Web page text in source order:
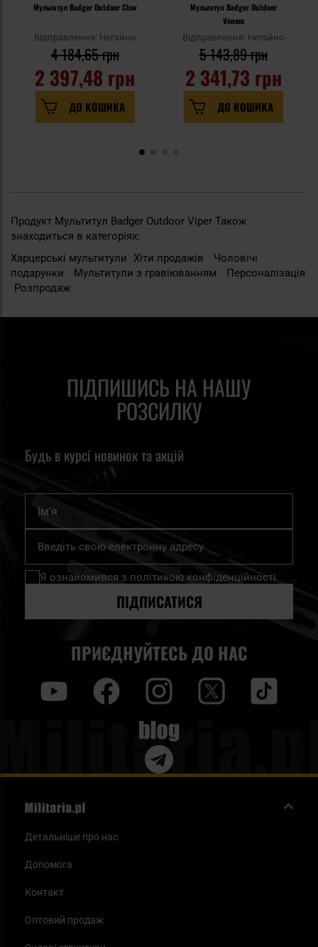
Мультитул Badger Outdoor Claw
Відправлення: Негайно
2 397,48 грн
4 184,65 грн
ДО КОШИКА
Мультитул Badger Outdoor
Venom
Відправлення: Негайно
2 341,73 грн
5 143,89 грн
ДО КОШИКА
Продукт Мультитул Badger Outdoor Viper Також
знаходиться в категоріях:
Харцерські мультитули
Хіти продажів
Чоловічі
подарунки
Мультитули з гравіюванням
Персоналізація
Розпродаж
ПІДПИШИСЬ НА НАШУ
РОЗСИЛКУ
Будь в курсі новинок та акцій
Підпишіться
нашу
розсилку
Я ознайомився з політикою конфіденційності
ПІДПИСАТИСЯ
ПРИЄДНУЙТЕСЬ ДО НАС
Blog
Детальніше про нас
Допомога
Контакт
Оптовий продаж